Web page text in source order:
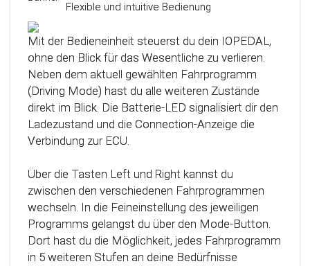
Flexible und intuitive Bedienung
Mit der Bedieneinheit steuerst du dein IOPEDAL,
ohne den Blick für das Wesentliche zu verlieren.
Neben dem aktuell gewählten Fahrprogramm
(Driving Mode) hast du alle weiteren Zustände
direkt im Blick. Die Batterie-LED signalisiert dir den
Ladezustand und die Connection-Anzeige die
Verbindung zur ECU.
Über die Tasten Left und Right kannst du
zwischen den verschiedenen Fahrprogrammen
wechseln. In die Feineinstellung des jeweiligen
Programms gelangst du über den Mode-Button.
Dort hast du die Möglichkeit, jedes Fahrprogramm
in 5 weiteren Stufen an deine Bedürfnisse
Das Steuergerät (ECU) verfügt über eine
intelligente Kalibrierfunktion. Direkt nach dem
Einbau des IOPEDAL werden alle notwendigen
Informationen des Gaspedals automatisch
analysiert und zu einem optimierten individuellen
Kennfeld verarbeitet. Dadurch werden die
einzelnen Fahrmodi (Fahrprogramme)
automatisch an die Charakteristik des Gaspedals
Technologie werden alle Potenziale deines
Fahrzeuges erkannt und können optimal genutzt
werden.